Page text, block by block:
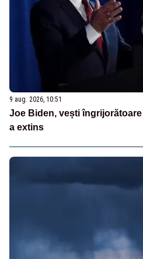
9 aug. 2026, 10:51
Joe Biden, vești
a extins